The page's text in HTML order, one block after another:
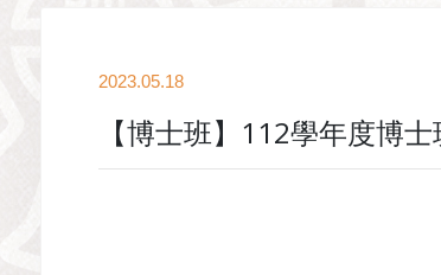
2023.05.18
【博士班】112學年度博